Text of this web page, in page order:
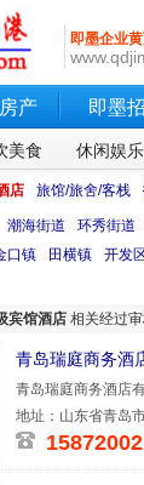
即墨企业
产 即墨
美食 休闲娱乐
店 旅馆/旅舍/客栈
潮海街道 环秀街道
口镇 田横镇 开发
宾馆酒店 相关经过
青岛瑞庭商务酒
青岛瑞庭商务酒店
业，扎根
地址：山东省青岛